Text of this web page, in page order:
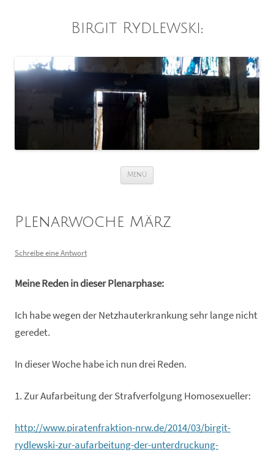
Birgit Rydlewski :
Menü
Plenarwoche März
Schreibe eine Antwort
Meine Reden in dieser Plenarphase:
Ich habe wegen der Netzhauterkrankung sehr lange nicht
geredet.
In dieser Woche habe ich nun drei Reden.
1. Zur Aufarbeitung der Strafverfolgung Homosexueller:
http://www.piratenfraktion-nrw.de/2014/03/birgit-
rydlewski-zur-aufarbeitung-der-unterdruckung-